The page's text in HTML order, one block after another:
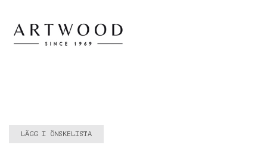
LÄGG I ÖNSKELISTA